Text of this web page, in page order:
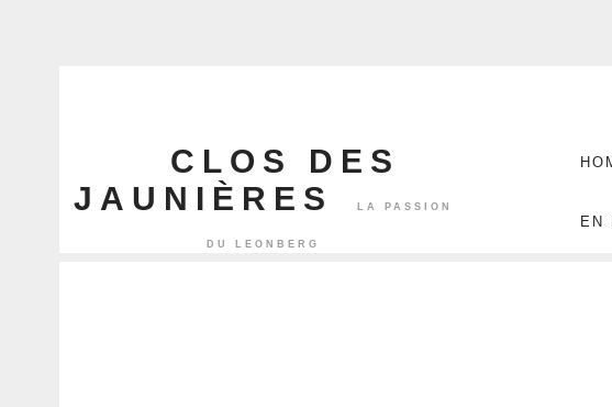
CLOS DES
JAUNIÈRES
EN